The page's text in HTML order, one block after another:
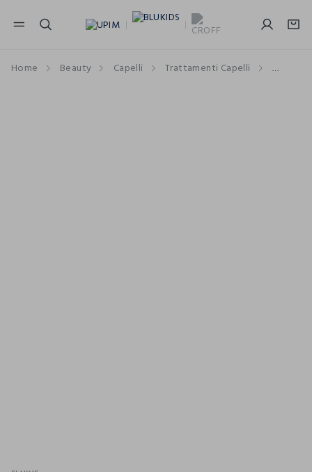
NAVIGATION.ARIA.GOTOMAINCONTENT
Home Beauty Capelli Trattamenti Capelli